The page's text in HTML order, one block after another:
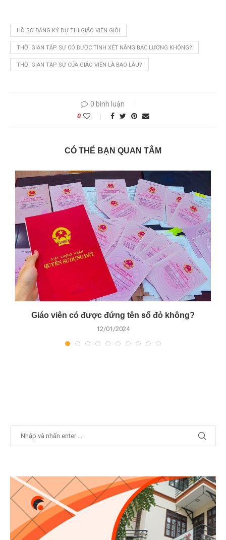
HỒ SƠ ĐĂNG KÝ DỰ THI GIÁO VIÊN GIỎI
THỜI GIAN TẬP SỰ CÓ ĐƯỢC TÍNH XÉT NÂNG BẬC LƯƠNG KHÔNG?
THỜI GIAN TẬP SỰ CỦA GIÁO VIÊN LÀ BAO LÂU?
0 bình luận
0
CÓ THỂ BẠN QUAN TÂM
Giáo viên có được đứng tên sổ đỏ không?
12/01/2024